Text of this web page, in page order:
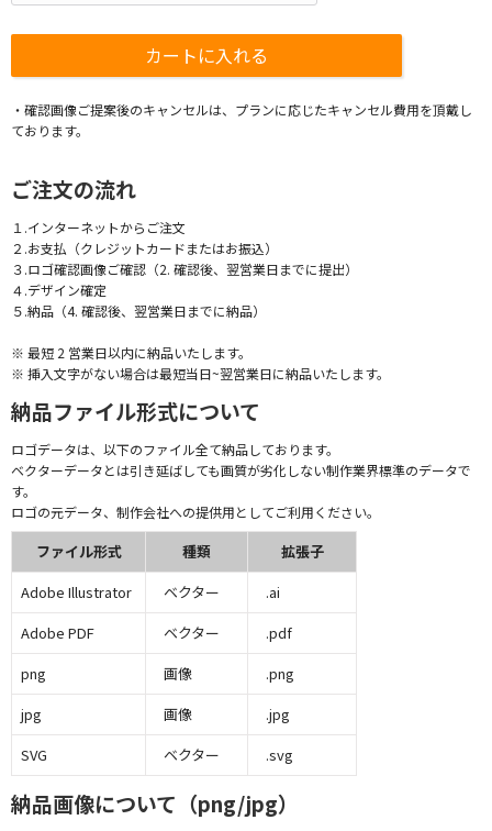
・確認画像ご提案後のキャンセルは、プランに応じたキャンセル費用を頂戴し
ております。
ご注文の流れ
１.インターネットからご注文
２.お支払（クレジットカードまたはお振込）
３.ロゴ確認画像ご確認（2. 確認後、翌営業日までに提出）
４.デザイン確定
５.納品（4. 確認後、翌営業日までに納品）
※ 最短 2 営業日以内に納品いたします。
※ 挿入文字がない場合は最短当日~翌営業日に納品いたします。
納品ファイル形式について
ロゴデータは、以下のファイル全て納品しております。
ベクターデータとは引き延ばしても画質が劣化しない制作業界標準のデータで
す。
ロゴの元データ、制作会社への提供用としてご利用ください。
ファイル形式 種類
拡張子
Adobe Illustrator
ベクター
.ai
Adobe PDF
ベクター
.pdf
png
画像
.png
jpg
画像
.jpg
SVG
ベクター .svg
納品画像について（png/jpg）